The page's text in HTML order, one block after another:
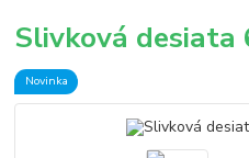
Slivková desiata
Novinka